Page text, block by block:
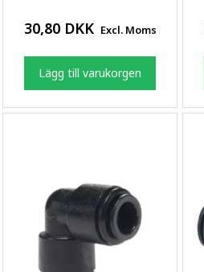
30,80 DKK Excl. Moms
Lägg till varukorgen